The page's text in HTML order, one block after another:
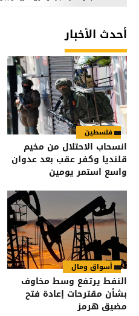
أحدث الأخبار
فلسطين
انسحاب الاحتلال من مخيم
قلنديا وكفر عقب بعد عدوان
واسع استمر يومين
أسواق ومال
النفط يرتفع وسط مخاوف
بشأن مقترحات إعادة فتح
مضيق هرمز